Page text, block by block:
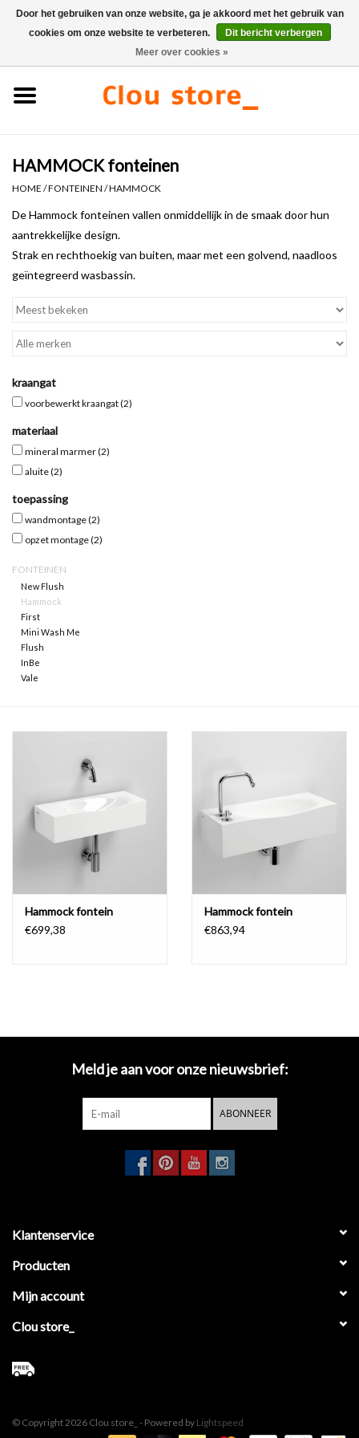
0 Artikelen - €0,00
Fonteinsets
Fonteinen
Toiletten
Kranen & afvoeren
Meubels
Spiegels
Badkamer accessoires
Merken
HAMMOCK fonteinen
HOME /FONTEINEN /HAMMOCK
De Hammock fonteinen vallen onmiddellijk in de smaak door hun
aantrekkelijke design.
Strak en rechthoekig van buiten, maar met een golvend, naadloos
geïntegreerd wasbassin.
kraangat
voorbewerkt kraangat(2)
materiaal
mineral marmer(2)
aluite(2)
toepassing
wandmontage(2)
opzet montage(2)
FONTEINEN
New Flush
Hammock
First
Mini Wash Me
Flush
InBe
Vale
Hammock fontein
€699,38
Hammock fontein
€863,94
Meld je aan voor onze nieuwsbrief:
ABONNEER
Klantenservice
Producten
Mijn account
Clou store_
© Copyright 2026 Clou store_ - Powered by Lightspeed
Door het gebruiken van onze website, ga je akkoord met het gebruik van
cookies om onze website te verbeteren.
Dit bericht verbergen
Meer over cookies »